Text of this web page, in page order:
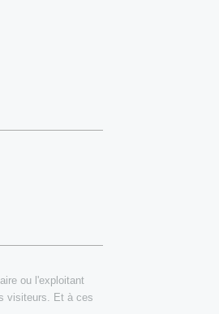
ou l'exploitant
visiteurs. Et à ces